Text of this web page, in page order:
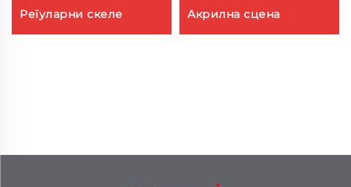
Регуларни скеле Акрилна сцена